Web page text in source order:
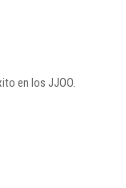
en los JJOO.